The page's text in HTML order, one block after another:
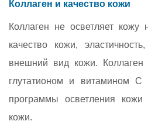
Коллаген и качество кожи
Коллаген не осветляет
качество кожи,
внешний вид кожи. Коллаген
глутатионом и витамином C
программы осветления кожи
кожи.